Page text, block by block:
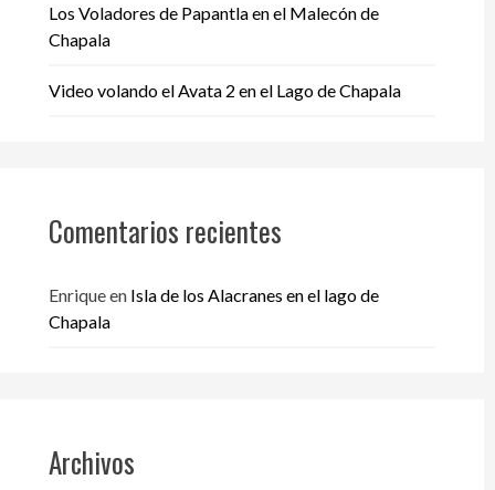
Los Voladores de Papantla en el Malecón de
Chapala
Video volando el Avata 2 en el Lago de Chapala
Comentarios recientes
Enriqueen Isla de los Alacranes en el lago de
Chapala
Archivos